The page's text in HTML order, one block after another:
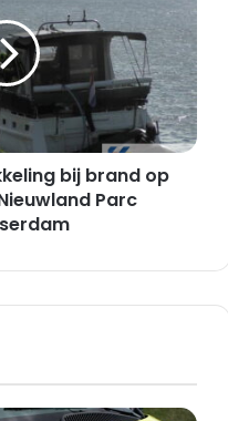
bij brand op
Parc